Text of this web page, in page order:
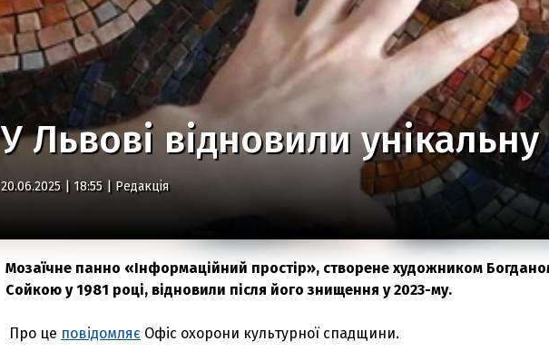
У Львові відновили унікальну
20.06.2025 | 18:55 | Редакція
Мозаїчне панно «Інформаційний простір», створене художником
Сойкою у 1981 році, відновили після його знищення у 2023-му.
Про це повідомляє Офіс охорони культурної спадщини.